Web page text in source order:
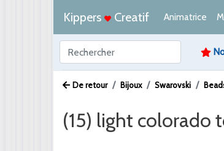
Kippers Creatif Animatrice
De retour Bijoux Swarovski
(15) light colorado